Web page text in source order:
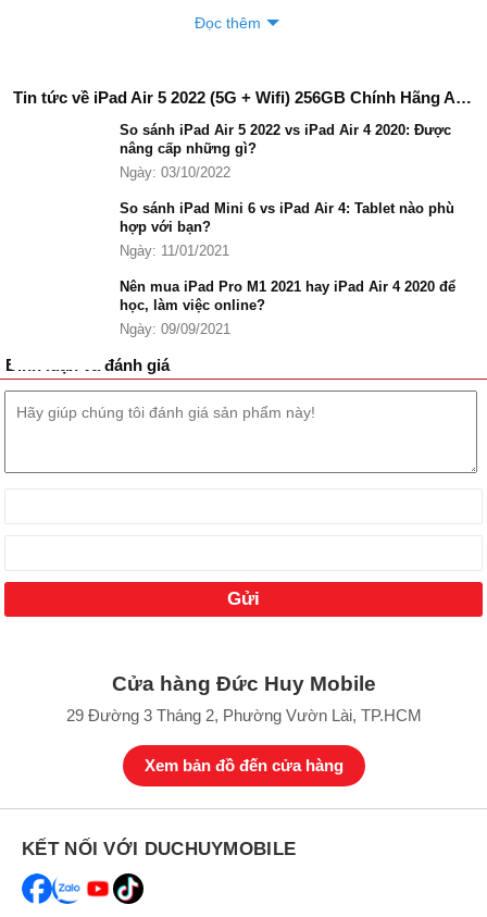
thủ tục đơn giản xét duyệt nhanh. Với quý khách hàng ở xa, chỉ cần
cạnh mỏng nhẹ và thời trang cùng nhiều phiên bản màu sắc đa
dạng để người dùng lựa chọn iPad Air 5 2022 5G + Wifi 256GB
Đọc thêm
Tin tức về iPad Air 5 2022 (5G + Wifi) 256GB Chính Hãng Apple
So sánh iPad Air 5 2022 vs iPad Air 4 2020: Được
nâng cấp những gì?
Ngày: 03/10/2022
So sánh iPad Mini 6 vs iPad Air 4: Tablet nào phù
hợp với bạn?
Ngày: 11/01/2021
Nên mua iPad Pro M1 2021 hay iPad Air 4 2020 để
học, làm việc online?
Ngày: 09/09/2021
Bình luận và đánh giá
Cửa hàng Đức Huy Mobile
29 Đường 3 Tháng 2, Phường Vườn Lài, TP.HCM
Xem bản đồ đến cửa hàng
KẾT NỐI VỚI DUCHUYMOBILE